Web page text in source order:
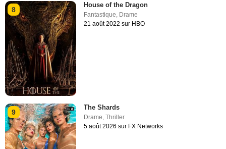
8
House of the Dragon
Fantastique Drame
21 août 2022 sur HBO
9
The Shards
Drame,Thriller
5 août 2026 sur FX Networks